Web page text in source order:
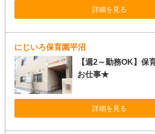
詳細を見る
にじいろ保育園平沼
【週2～勤務OK】保
お仕事★
詳細を見る